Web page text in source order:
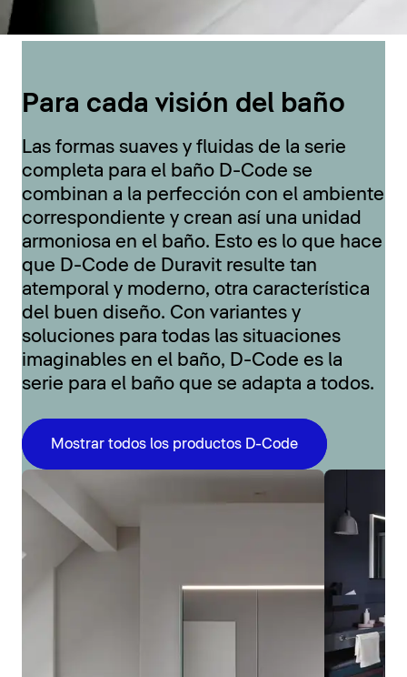
Para cada visión del baño
Las formas suaves y fluidas de la serie
completa para el baño D-Code se
combinan a la perfección con el ambiente
correspondiente y crean así una unidad
armoniosa en el baño. Esto es lo que hace
que D-Code de Duravit resulte tan
atemporal y moderno, otra característica
del buen diseño. Con variantes y
soluciones para todas las situaciones
imaginables en el baño, D-Code es la
serie para el baño que se adapta a todos.
Mostrar todos los productos D-Code